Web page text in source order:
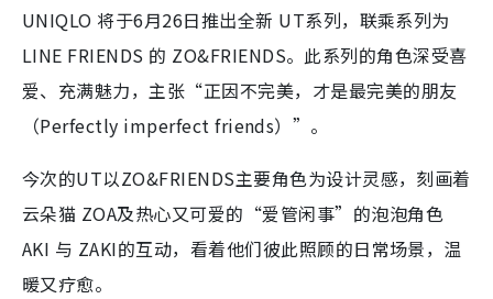
UNIQLO 将于6月26日推出全新 UT系列，联乘系列为
LINE FRIENDS 的 ZO&FRIENDS。此系列的角色深受喜
爱、充满魅力，主张“正因不完美，才是最完美的朋友
（Perfectly imperfect friends）”。
今次的UT以ZO&FRIENDS主要角色为设计灵感，刻画着
云朵猫 ZOA及热心又可爱的“爱管闲事”的泡泡角色
AKI 与 ZAKI的互动，看着他们彼此照顾的日常场景，温
暖又疗愈。